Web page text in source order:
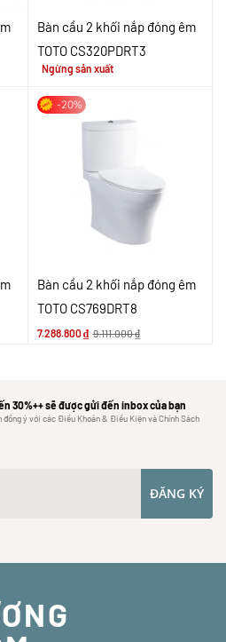
Bàn cầu 2 khối nắp đóng êm
TOTO CS320PDRT3
Ngừng sản xuất
-20%
Bàn cầu 2 khối nắp đóng êm
TOTO CS769DRT8
7.288.800₫ 9.111.000₫
30%++ sẽ được gửi đến inbox của bạn
đồng ý với các Điều Khoản & Điều Kiện và Chính Sách
ĐĂNG KÝ